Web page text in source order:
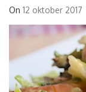
On 12 oktober 2017